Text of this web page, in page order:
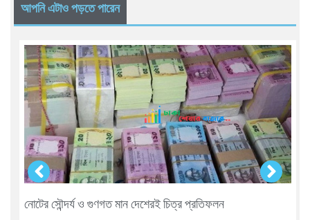
আপনি এটাও পড়তে পারেন
নোটের সৌন্দর্য ও গুণগত মান দেশেরই চিত্র প্রতিফলন